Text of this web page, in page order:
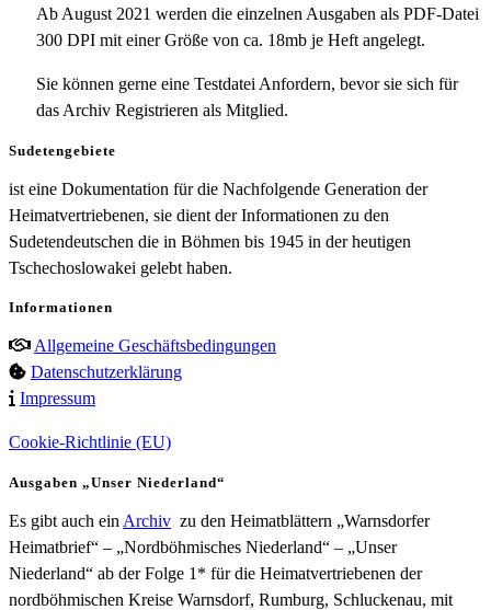
Ab August 2021 werden die einzelnen Ausgaben als PDF-Datei
300 DPI mit einer Größe von ca. 18mb je Heft angelegt.
Sie können gerne eine Testdatei Anfordern, bevor sie sich für
das Archiv Registrieren als Mitglied.
Sudetengebiete
ist eine Dokumentation für die Nachfolgende Generation der
Heimatvertriebenen, sie dient der Informationen zu den
Sudetendeutschen die in Böhmen bis 1945 in der heutigen
Tschechoslowakei gelebt haben.
Informationen
Allgemeine Geschäftsbedingungen
Datenschutzerklärung
Impressum
Cookie-Richtlinie (EU)
Ausgaben „Unser Niederland“
Es gibt auch ein Archiv zu den Heimatblättern „Warnsdorfer
Heimatbrief“ – „Nordböhmisches Niederland“ – „Unser
Niederland“ ab der Folge 1* für die Heimatvertriebenen der
nordböhmischen Kreise Warnsdorf, Rumburg, Schluckenau, mit